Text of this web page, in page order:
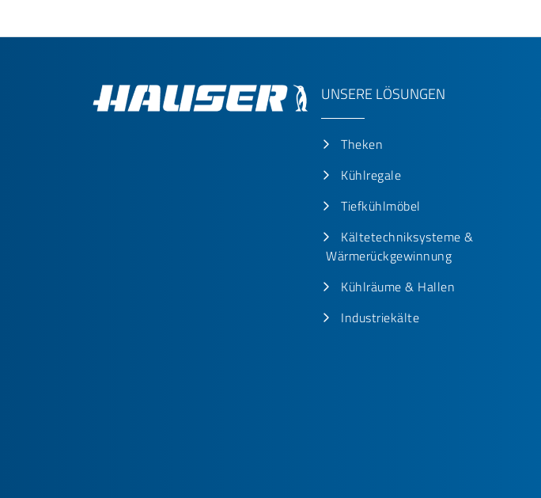
UNSERE LÖSUNGEN
Theken
Kühlregale
Tiefkühlmöbel
Kältetechniksysteme &
Wärmerückgewinnung
Kühlräume & Hallen
Industriekälte